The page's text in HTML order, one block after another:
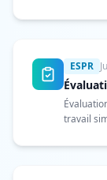
ESPR
travail